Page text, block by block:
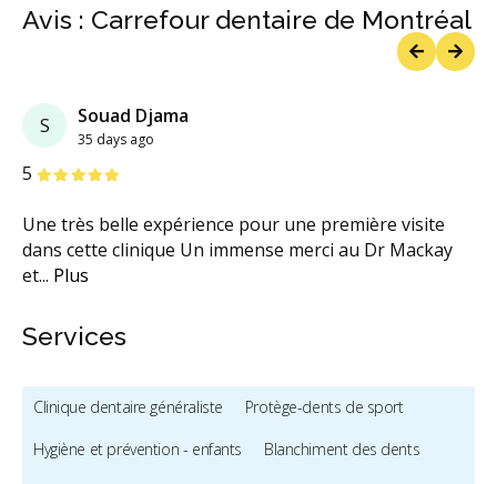
Avis : Carrefour dentaire de Montréal
S Souad Djama
35 days ago
5 étoiles
Une très belle expérience pour une première visite
dans cette clinique Un immense merci au Dr Mackay
et... Plus
étoiles
étoiles
étoiles
étoiles
Services
Clinique dentaire généraliste
Protège-dents de sport
Hygiène et prévention - enfants
Blanchiment des dents